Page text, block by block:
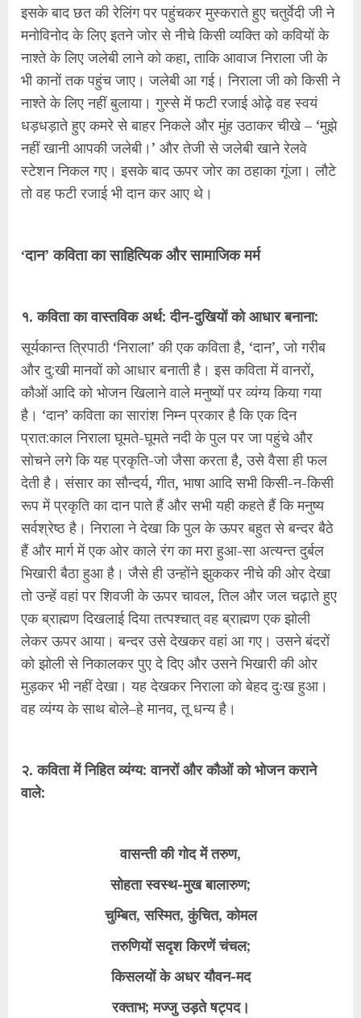
इसके बाद छत की रेलिंग पर पहुंचकर मुस्कराते हुए चतुर्वेदी जी ने
मनोविनोद के लिए इतने जोर से नीचे किसी व्यक्ति को कवियों के
नाश्ते के लिए जलेबी लाने को कहा, ताकि आवाज निराला जी के
भी कानों तक पहुंच जाए। जलेबी आ गई। निराला जी को किसी ने
नाश्ते के लिए नहीं बुलाया। गुस्से में फटी रजाई ओढ़े वह स्वयं
धड़धड़ाते हुए कमरे से बाहर निकले और मुंह उठाकर चीखे – ‘मुझे
नहीं खानी आपकी जलेबी।’ और तेजी से जलेबी खाने रेलवे
स्टेशन निकल गए। इसके बाद ऊपर जोर का ठहाका गूंजा। लौटे
तो वह फटी रजाई भी दान कर आए थे।
‘दान’ कविता का साहित्यिक और सामाजिक मर्म
१. कविता का वास्तविक अर्थ: दीन-दुखियों को आधार बनाना:
सूर्यकान्त त्रिपाठी ‘निराला’ की एक कविता है, ‘दान’, जो गरीब
और दु:खी मानवों को आधार बनाती है। इस कविता में वानरों,
कौओं आदि को भोजन खिलाने वाले मनुष्यों पर व्यंग्य किया गया
है। ‘दान’ कविता का सारांश निम्न प्रकार है कि एक दिन
प्रात:काल निराला घूमते-घूमते नदी के पुल पर जा पहुंचे और
सोचने लगे कि यह प्रकृति-जो जैसा करता है, उसे वैसा ही फल
देती है। संसार का सौन्दर्य, गीत, भाषा आदि सभी किसी-न-किसी
रूप में प्रकृति का दान पाते हैं और सभी यही कहते हैं कि मनुष्य
सर्वश्रेष्ठ है। निराला ने देखा कि पुल के ऊपर बहुत से बन्दर बैठे
हैं और मार्ग में एक ओर काले रंग का मरा हुआ-सा अत्यन्त दुर्बल
भिखारी बैठा हुआ है। जैसे ही उन्होंने झुककर नीचे की ओर देखा
तो उन्हें वहां पर शिवजी के ऊपर चावल, तिल और जल चढ़ाते हुए
एक ब्राह्मण दिखलाई दिया तत्पश्चात् वह ब्राह्मण एक झोली
लेकर ऊपर आया। बन्दर उसे देखकर वहां आ गए। उसने बंदरों
को झोली से निकालकर पुए दे दिए और उसने भिखारी की ओर
मुड़कर भी नहीं देखा। यह देखकर निराला को बेहद दुःख हुआ।
वह व्यंग्य के साथ बोले–हे मानव, तू धन्य है।
२. कविता में निहित व्यंग्य: वानरों और कौओं को भोजन कराने
वाले:
वासन्ती की गोद में तरुण,
सोहता स्वस्थ-मुख बालारुण;
चुम्बित, सस्मित, कुंचित, कोमल
तरुणियों सदृश किरणें चंचल;
किसलयों के अधर यौवन-मद
रक्ताभ; मज्जु उड़ते षट्पद।